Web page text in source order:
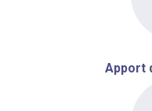
Apport